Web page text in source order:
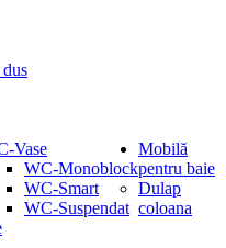
Vase
WC-Monoblock
WC-Smart
WC-Suspendat
Mobilă
pentru baie
Dulap
coloana